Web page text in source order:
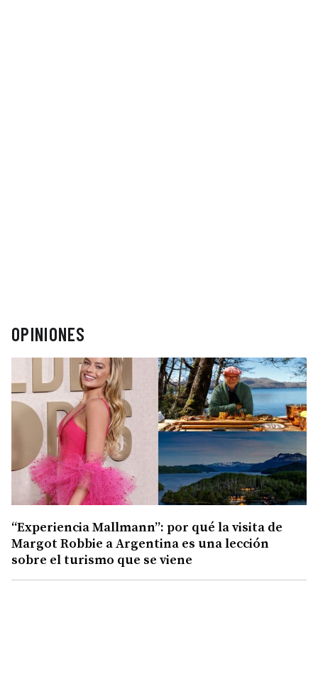
OPINIONES
“Experiencia Mallmann”: por qué la visita de
Margot Robbie a Argentina es una lección
sobre el turismo que se viene